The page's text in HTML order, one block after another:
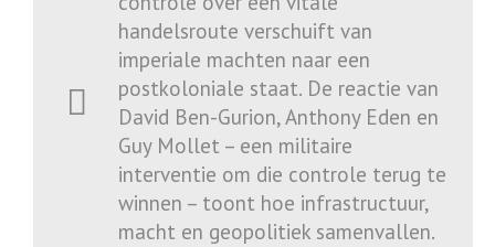
handelsroute verschuift van
imperiale machten naar een
postkoloniale staat. De reactie van
David Ben-Gurion,Anthony Eden en
Guy Mollet – een militaire
interventie om die controle terug te
winnen – toont hoe infrastructuur,
macht en geopolitiek samenvallen.